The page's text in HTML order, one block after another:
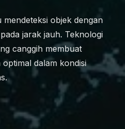
objek dengan
jarak jauh. Teknologi
canggih membuat
dalam kondisi